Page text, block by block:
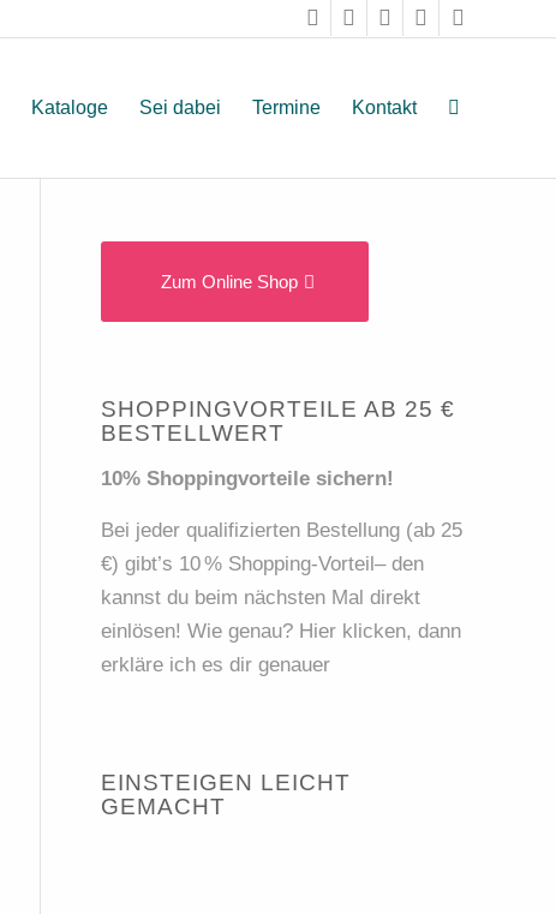
Kataloge Sei dabei Termine Kontakt
Zum Online Shop
SHOPPINGVORTEILE AB 25 €
BESTELLWERT
10% Shoppingvorteile sichern!
Bei jeder qualifizierten Bestellung (ab 25
€) gibt’s 10 % Shopping-Vorteil– den
kannst du beim nächsten Mal direkt
einlösen! Wie genau? Hier klicken, dann
erkläre ich es dir genauer
EINSTEIGEN LEICHT
GEMACHT